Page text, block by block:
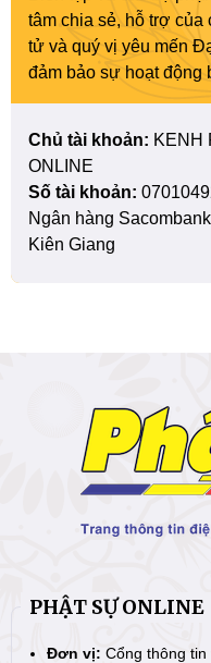
tâm chia sẻ, hỗ trợ
tử và quý vị yêu mến
đảm bảo sự hoạt động
Chủ tài khoản: KENH
ONLINE
Số tài khoản:
Ngân hàng
Kiên Giang
PHẬT SỰ ONLINE
Đơn vị: Cổng thông